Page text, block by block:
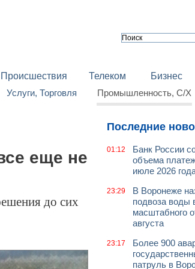
Происшествия Телеком Бизнес
Услуги, Торговля Промышленность, С/Х
еще не
до сих
Последние
01:12
Банк России
объема
июле 2026
23:29
В Воронеже
подвоза воды
масштабного
августа
23:17
Более 900
патруль в